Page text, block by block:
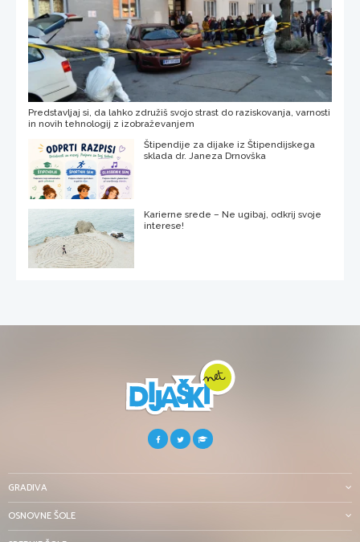
Predstavljaj si, da lahko združiš svojo strast do raziskovanja, varnosti
in novih tehnologij z izobraževanjem
Štipendije za dijake iz Štipendijskega
sklada dr. Janeza Drnovška
Karierne srede – Ne ugibaj, odkrij svoje
interese!
GRADIVA
OSNOVNE ŠOLE